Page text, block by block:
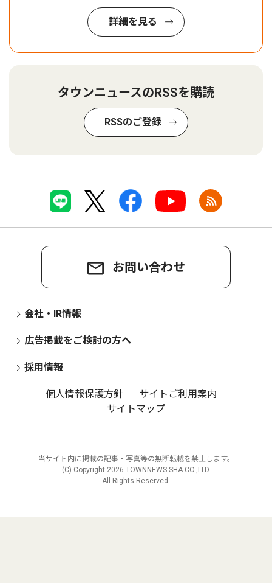
詳細を見る
タウンニュースのRSSを購読
RSSのご登録
お問い合わせ
会社・IR情報
広告掲載をご検討の方へ
採用情報
個人情報保護方針
サイトご利用案内
サイトマップ
当サイト内に掲載の記事・写真等の無断転載を禁止します。
(C) Copyright 2026 TOWNNEWS-SHA CO.,LTD.
All Rights Reserved.